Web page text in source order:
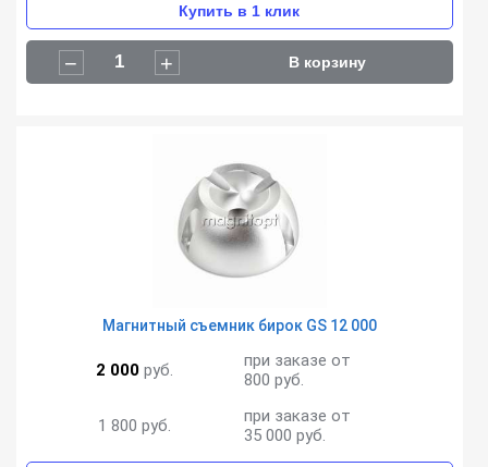
Магнитный съемник бирок GS 12 000
2 000 руб.
при заказе от
800 руб.
1 800 руб.
при заказе от
35 000 руб.